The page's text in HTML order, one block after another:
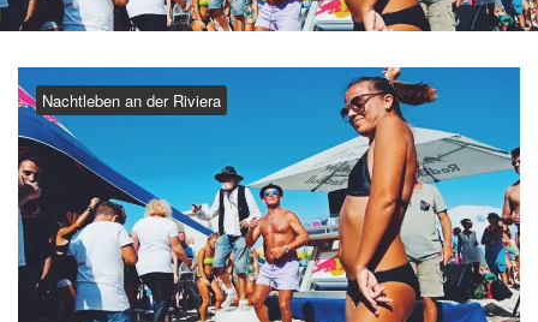
Nachtleben an der Riviera